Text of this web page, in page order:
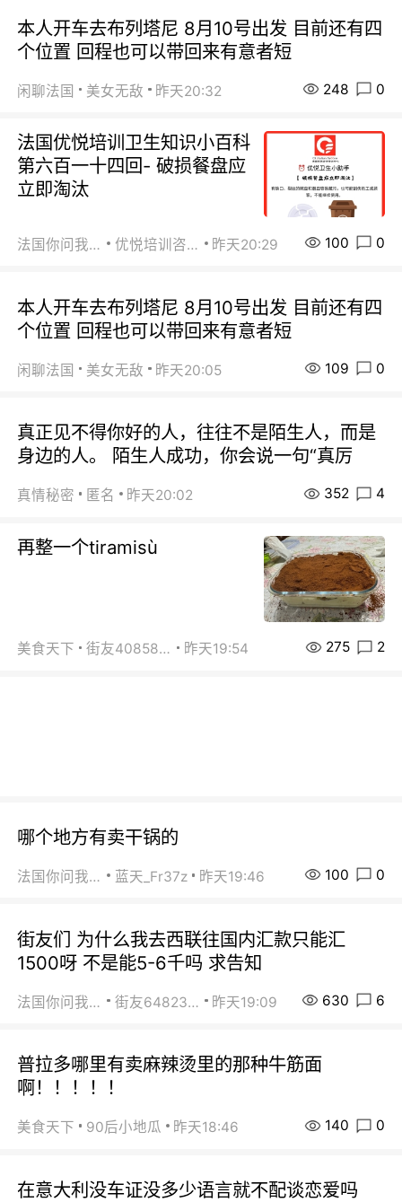
本人开车去布列塔尼 8月10号出发 目前还有四
个位置 回程也可以带回来有意者短
闲聊法国 美女无敌 昨天20:32 248 0
法国优悦培训卫生知识小百科
第六百一十四回- 破损餐盘应
立即淘汰
法国你问我答 优悦培训咨询 昨天20:29 100 0
本人开车去布列塔尼 8月10号出发 目前还有四
个位置 回程也可以带回来有意者短
闲聊法国 美女无敌 昨天20:05 109 0
真正见不得你好的人，往往不是陌生人，而是
身边的人。 陌生人成功，你会说一句“真厉
真情秘密 匿名 昨天20:02 352 4
再整一个tiramisù
美食天下 街友40858442 昨天19:54 275 2
哪个地方有卖干锅的
法国你问我答 蓝天_Fr37z 昨天19:46 100 0
街友们 为什么我去西联往国内汇款只能汇
1500呀 不是能5-6千吗 求告知
法国你问我答 街友64823891 昨天19:09 630 6
普拉多哪里有卖麻辣烫里的那种牛筋面
啊！！！！！
美食天下 90后小地瓜 昨天18:46 140 0
在意大利没车证没多少语言就不配谈恋爱吗